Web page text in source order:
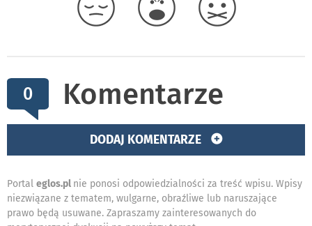
0 Komentarze
DODAJ KOMENTARZE
Portal eglos.pl nie ponosi odpowiedzialności za treść wpisu. Wpisy
niezwiązane z tematem, wulgarne, obraźliwe lub naruszające
prawo będą usuwane. Zapraszamy zainteresowanych do